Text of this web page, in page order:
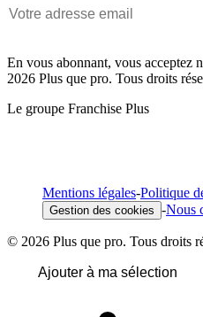
En vous abonnant, vous acceptez
2026 Plus que pro. Tous droits
Le groupe Franchise Plus
Mentions légales-Politique
Gestion des cookies -Nous
© 2026 Plus que pro. Tous droits
Ajouter à ma sélection